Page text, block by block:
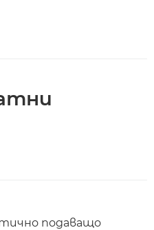
подаващо